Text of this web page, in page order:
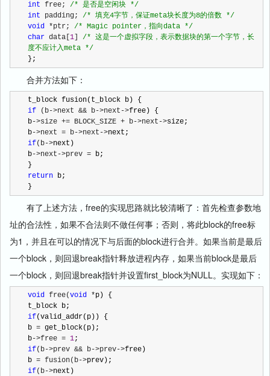
int free; /* 是否是空闲块 */
int padding; /* 填充4字节，保证meta块长度为8的倍数 */
void *ptr; /* Magic pointer，指向data */
char data[1] /* 这是一个虚拟字段，表示数据块的第一个字节，长
度不应计入meta */
};
合并方法如下：
if (b->next && b->next->free) {
b->size += BLOCK_SIZE + b->next->size;
b->next = b->next->
if(b->next)
b->next->prev = b;
return b;
}
有了上述方法，free的实现思路就比较清晰了：首先检查参数地
址的合法性，如果不合法则不做任何事；否则，将此block的free标
为1，并且在可以的情况下与后面的block进行合并。如果当前是最后
一个block，则回退break指针释放进程内存，如果当前block是最后
一个block，则回退break指针并设置first_block为NULL。实现如下：
void free(void *p) {
if(valid_addr(p)) {
b = get_block(p);
b->free = 1
if(b->prev && b->prev->free)
b = fusion(b->
if(b->next)